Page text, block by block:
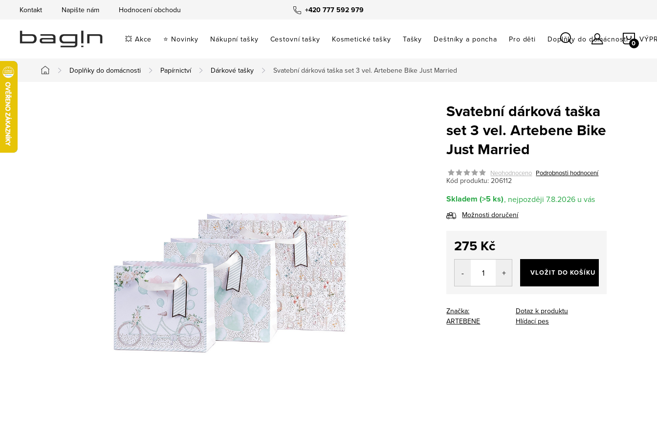
obsah
+420 777 592 979
Kontakt Napište nám Hodnocení obchodu
💥 Akce ⭐ Novinky Nákupní tašky Cestovní tašky Kosmetické tašky Tašky Deštníky a poncha Pro děti Doplňky do domácnosti
Domů
Doplňky do domácnosti Papírnictví Dárkové tašky Svatební dárková taška set 3 vel. Artebene Bike Just Married
Svatební dárková taška
set 3 vel. Artebene Bike
Just Married
Neohodnoceno Podrobnosti hodnocení
Kód produktu: 206112
Skladem (>5 ks) 7.8.2026
Možnosti doručení
275 Kč
Měrná
VLOŽIT DO KOŠÍKU
Značka:
ARTEBENE
Dotaz k produktu
Hlídací pes